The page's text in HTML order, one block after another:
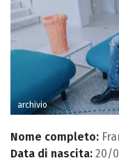
archivio
Nome completo:
Data di nascita: 20/